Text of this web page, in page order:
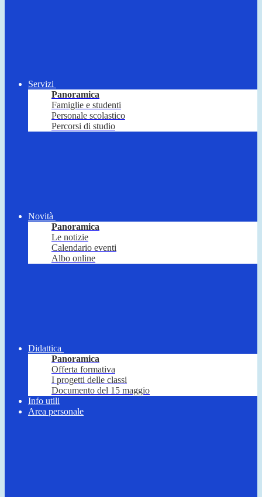
Servizi
Panoramica
Famiglie e studenti
Personale scolastico
Percorsi di studio
Novità
Panoramica
Le notizie
Calendario eventi
Albo online
Didattica
Panoramica
Offerta formativa
I progetti delle classi
Documento del 15 maggio
Info utili
Area personale